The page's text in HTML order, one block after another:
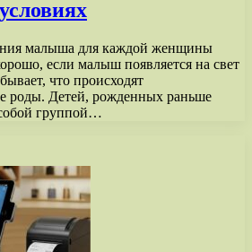
малыша для каждой женщины
если малыш появляется на свет
что происходят
роды. Детей, рожденных раньше
группой…